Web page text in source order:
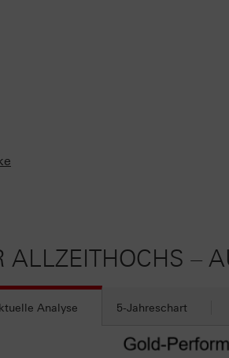
–
Analyse 5-Jahreschart